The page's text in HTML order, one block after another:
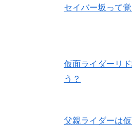
セイバー坂って
仮面ライダーリ
う？
父親ライダーは